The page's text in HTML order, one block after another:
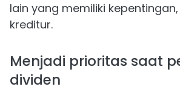
lain yang memiliki
kreditur.
Menjadi prioritas saat
dividen